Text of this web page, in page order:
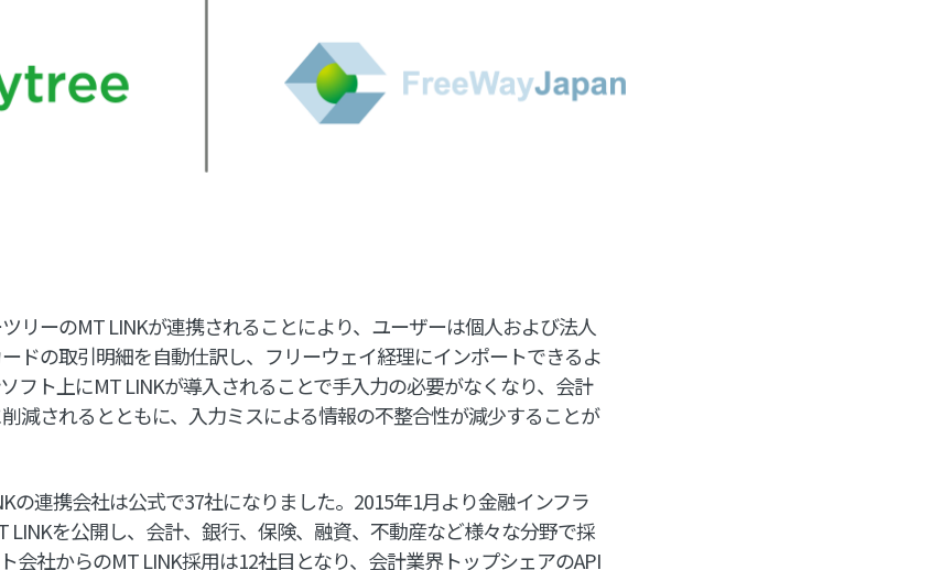
リーのMT LINKが連携されることにより、ユーザーは個人および法人
ドの取引明細を自動仕訳し、フリーウェイ経理にインポートできるよ
フト上にMT LINKが導入されることで手入力の必要がなくなり、会計
減されるとともに、入力ミスによる情報の不整合性が減少することが
の連携会社は公式で37社になりました。2015年1月より金融インフラ
LINKを公開し、会計、銀行、保険、融資、不動産など様々な分野で採
会社からのMT LINK採用は12社目となり、会計業界トップシェアのAPI